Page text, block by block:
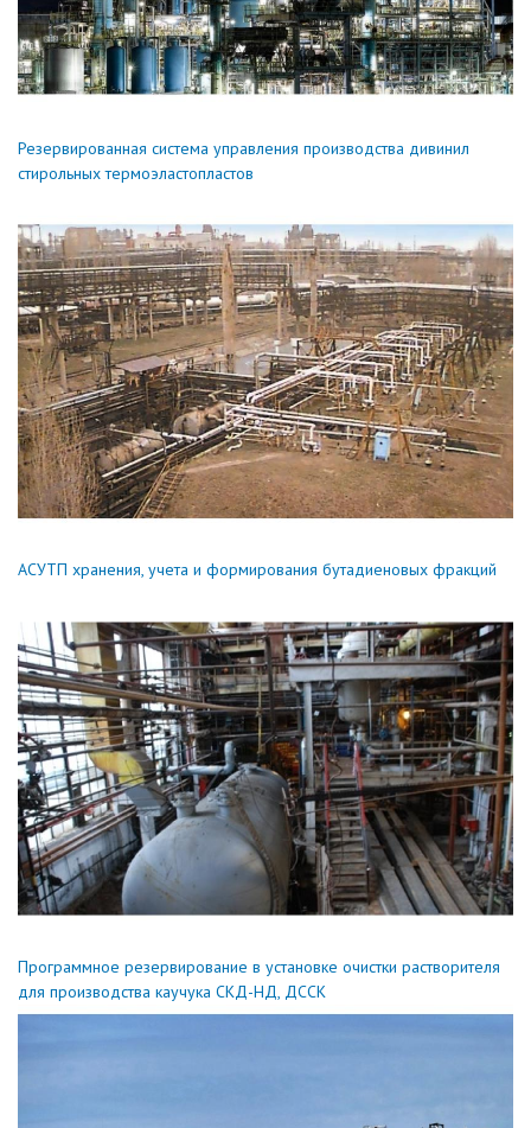
Резервированная система управления производства дивинил
стирольных термоэластопластов
АСУТП хранения, учета и формирования бутадиеновых фракций
Программное резервирование в установке очистки растворителя
для производства каучука СКД-НД, ДССК